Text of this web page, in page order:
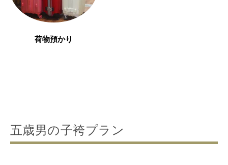
荷物預かり
五歳男の子袴プラン